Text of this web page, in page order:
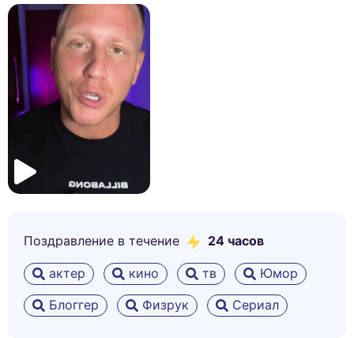
Поздравление в течение 24 часов
актер кино тв
Юмор
Блоггер
Физрук Сериал